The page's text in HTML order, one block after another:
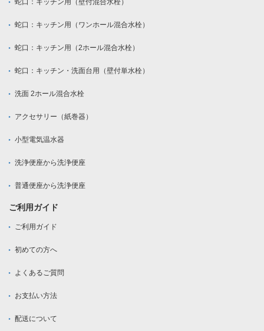
蛇口：キッチン用（壁付混合水栓）
蛇口：キッチン用（ワンホール混合水栓）
蛇口：キッチン用（2ホール混合水栓）
蛇口：キッチン・洗面台用（壁付単水栓）
洗面 2ホール混合水栓
アクセサリー（紙巻器）
小型電気温水器
洗浄便座から洗浄便座
普通便座から洗浄便座
ご利用ガイド
ご利用ガイド
初めての方へ
よくあるご質問
お支払い方法
配送について